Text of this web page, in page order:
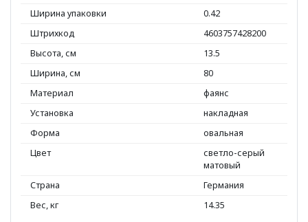
Ширина упаковки
0.42
Штрихкод
4603757428200
Высота, см
13.5
Ширина, см
80
Материал
фаянс
Установка
накладная
Форма
овальная
Цвет
светло-серый
матовый
Страна
Германия
Вес, кг
14.35